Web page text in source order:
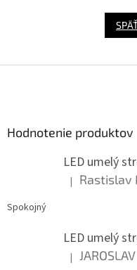
Hodnotenie produktov
Hodnotenie
| Rastislav
Spokojný
Hodnotenie
|